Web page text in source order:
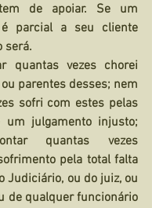
tem de apoiar. Se um
é parcial a seu cliente
será.
quantas vezes chorei
parentes desses; nem
sofri com estes pelas
um julgamento injusto;
quantas vezes
pela total falta
Judiciário, ou do juiz, ou
de qualquer funcionário